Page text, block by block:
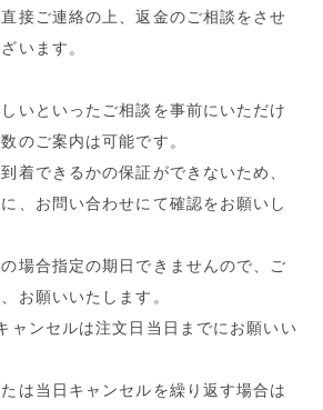
接ご連絡の上、返金のご相談をさせ
います。
いといったご相談を事前にいただけ
のご案内は可能です。
着できるかの保証ができないため、
、お問い合わせにて確認をお願いし
場合指定の期日できませんので、ご
お願いいたします。
ャンセルは注文日当日までにお願いい
は当日キャンセルを繰り返す場合は